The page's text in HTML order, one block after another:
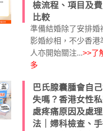
檢流程、項目及費
比較
準備結婚除了安排婚
影婚紗相，不少香港
人亦開始關注...>>了
多
巴氏腺囊腫會自
失嗎？香港女性
處疼痛原因及處
法｜婦科檢查、